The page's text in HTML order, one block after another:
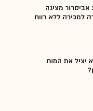
מציגה
למכירה ללא רווח
יציל את המוח